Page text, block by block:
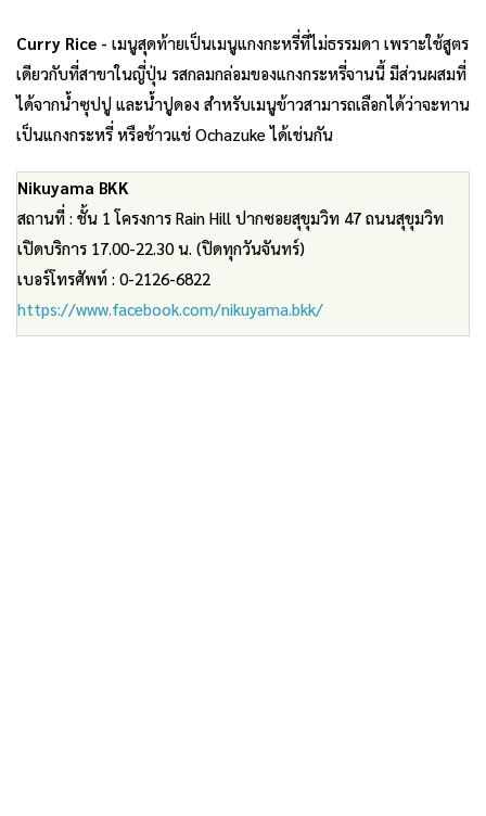
Curry Rice - เมนูสุดท้ายเป็นเมนูแกงกะหรี่ที่ไม่ธรรมดา เพราะใช้สูตร
เดียวกับที่สาขาในญี่ปุ่น รสกลมกล่อมของแกงกระหรี่จานนี้ มีส่วนผสมที่
ได้จากน้ำซุปปู และน้ำปูดอง สำหรับเมนูข้าวสามารถเลือกได้ว่าจะทาน
เป็นแกงกระหรี่ หรือช้าวแช่ Ochazuke ได้เช่นกัน
Nikuyama BKK
สถานที่ : ชั้น 1 โครงการ Rain Hill ปากซอยสุขุมวิท 47 ถนนสุขุมวิท
เปิดบริการ 17.00-22.30 น. (ปิดทุกวันจันทร์)
เบอร์โทรศัพท์ : 0-2126-6822
https://www.facebook.com/nikuyama.bkk/